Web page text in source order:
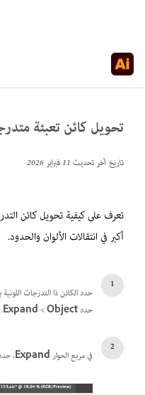
تحويل كائن تعبئة
تاريخ آخر تحديث11 فبراير 2026
تعرف على كيفية تحويل كائن
أكبر في انتقالات الألوان والحدود.
حدد الكائن ذا التدرجات اللونية
حددObject
‏>
Expand
.
في مربع الحوارExpand،